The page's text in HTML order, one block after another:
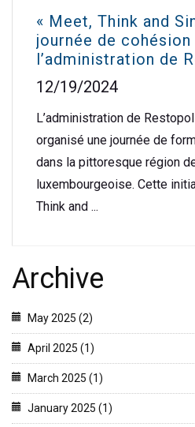
« Meet, Think and
journée de cohésion
l’administration de
12/19/2024
L’administration de
organisé une journée de
dans la pittoresque région
luxembourgeoise. Cette
Think and ...
Archive
May 2025 (2)
April 2025 (1)
March 2025 (1)
January 2025 (1)